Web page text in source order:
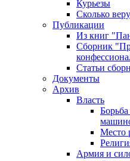
Курьезы
Сколько
Публикации
Из книг
Сборник
Статьи
Документы
Архив
Власть
Место
Армия и